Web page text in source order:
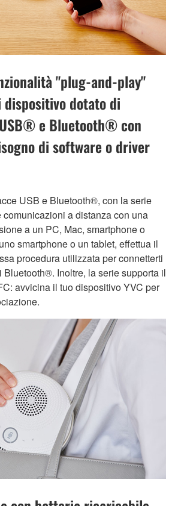
"plug-and-play"
dispositivo dotato di
e Bluetooth® con
di software o driver
USB e Bluetooth®, con la serie
a distanza con una
a un PC, Mac, smartphone o
smartphone o un tablet, effettua il
procedura utilizzata per connetterti
Bluetooth®. Inoltre, la serie supporta il
avvicina il tuo dispositivo YVC per